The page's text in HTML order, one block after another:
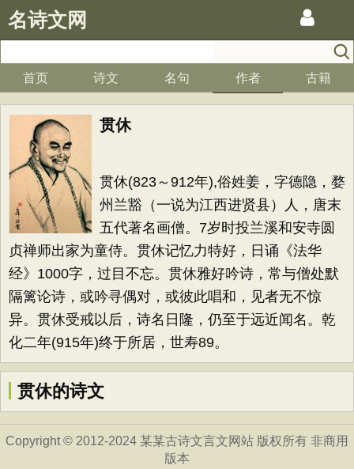
名诗文网
首页 诗文 名句 作者 古籍
贯休
贯休(823～912年),俗姓姜，字德隐，婺
州兰豁（一说为江西进贤县）人，唐末
五代著名画僧。7岁时投兰溪和安寺圆
贞禅师出家为童侍。贯休记忆力特好，日诵《法华
经》1000字，过目不忘。贯休雅好吟诗，常与僧处默
隔篱论诗，或吟寻偶对，或彼此唱和，见者无不惊
异。贯休受戒以后，诗名日隆，仍至于远近闻名。乾
化二年(915年)终于所居，世寿89。
贯休的诗文
Copyright © 2012-2024 某某古诗文言文网站 版权所有 非商用
版本